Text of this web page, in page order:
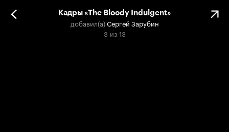
Кадры «The Bloody Indulgent»
добавил(а)Сергей Зарубин
3 из 13